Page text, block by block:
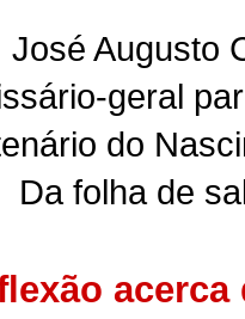
José Augusto
geral
do
Da folha de